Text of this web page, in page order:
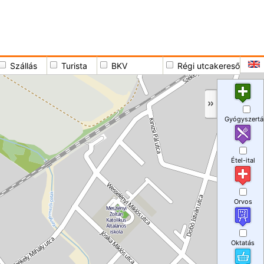
Szállás Turista BKV Régi utcakereső
Étel-ital
Orvos
Oktatás